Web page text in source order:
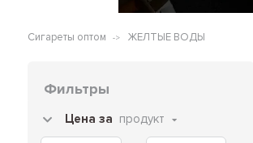
Сигареты оптом ЖЕЛТЫЕ ВОДЫ
Фильтры
Цена за продукт